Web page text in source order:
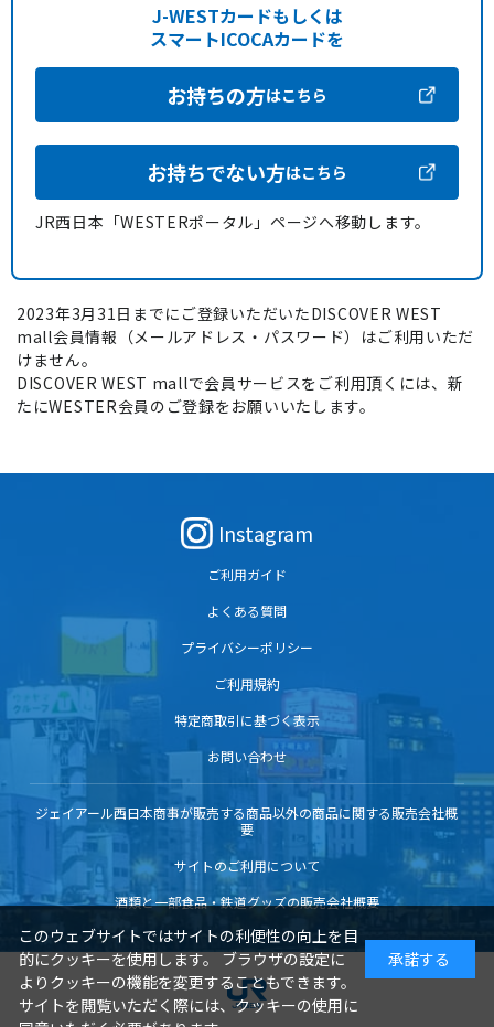
J-WESTカードもしくは
スマートICOCAカードを
お持ちの方はこちら
お持ちでない方はこちら
JR西日本「WESTERポータル」ページへ移動します。
2023年3月31日までにご登録いただいたDISCOVER WEST
mall会員情報（メールアドレス・パスワード）はご利用いただ
けません。
DISCOVER WEST mallで会員サービスをご利用頂くには、新
たにWESTER会員のご登録をお願いいたします。
Instagram
ご利用ガイド
よくある質問
プライバシーポリシー
ご利用規約
特定商取引に基づく表示
お問い合わせ
ジェイアール西日本商事が販売する商品以外の商品に関する販売会社概
要
サイトのご利用について
酒類と一部食品・鉄道グッズの販売会社概要
このウェブサイトではサイトの利便性の向上を目
的にクッキーを使用します。 ブラウザの設定に
よりクッキーの機能を変更することもできます。
サイトを閲覧いただく際には、クッキーの使用に
承諾する